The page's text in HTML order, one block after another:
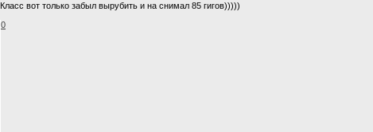
Класс вот только забыл вырубить и на снимал 85 гигов)))))
0